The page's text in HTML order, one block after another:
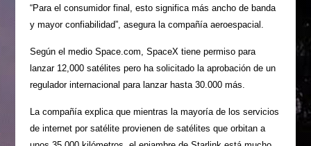
“Para el consumidor final, esto significa más ancho de banda
y mayor confiabilidad”, asegura la compañía aeroespacial.
Según el medio Space.com, SpaceX tiene permiso para
lanzar 12,000 satélites pero ha solicitado la aprobación de un
regulador internacional para lanzar hasta 30.000 más.
La compañía explica que mientras la mayoría de los servicios
de internet por satélite provienen de satélites que orbitan a